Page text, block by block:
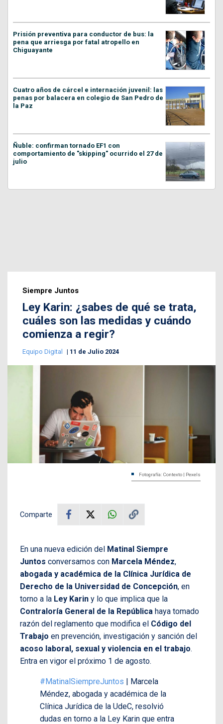
Prisión preventiva para conductor de bus: la
pena que arriesga por fatal atropello en
Chiguayante
Cuatro años de cárcel e internación juvenil: las
penas por balacera en colegio de San Pedro de
la Paz
Ñuble: confirman tornado EF1 con
comportamiento de "skipping" ocurrido el 27 de
julio
Siempre Juntos
Ley Karin: ¿sabes de qué se trata,
cuáles son las medidas y cuándo
comienza a regir?
Equipo Digital 11 de Julio 2024
Fotografía: Contexto | Pexels
Comparte
En una nueva edición del Matinal Siempre
Juntos conversamos con Marcela Méndez,
abogada y académica de la Clínica Jurídica de
Derecho de la Universidad de Concepción, en
torno a la Ley Karin y lo que implica que la
Contraloría General de la República haya tomado
razón del reglamento que modifica el Código del
Trabajo en prevención, investigación y sanción del
acoso laboral, sexual y violencia en el trabajo.
Entra en vigor el próximo 1 de agosto.
#MatinalSiempreJuntos | Marcela
Méndez, abogada y académica de la
Clínica Jurídica de la UdeC, resolvió
dudas en torno a la Ley Karin que entra